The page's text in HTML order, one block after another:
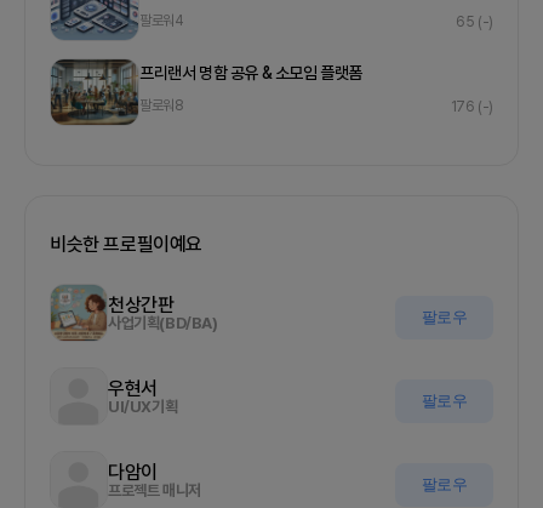
팔로워 4 65 (-)
프리랜서 명함 공유 & 소모임 플랫폼
팔로워 8 176 (-)
비슷한 프로필이예요
천상간판
사업기획(BD/BA) 팔로우
우현서
UI/UX기획 팔로우
다암이
프로젝트 매니저 팔로우